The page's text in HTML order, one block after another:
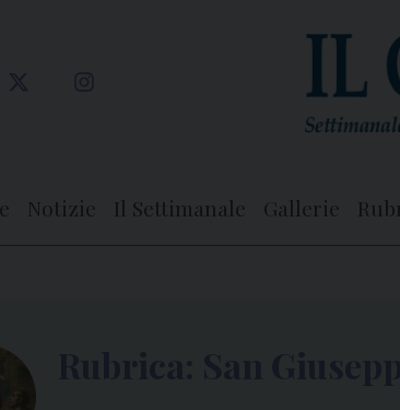
Notizie Il Settimanale Gallerie